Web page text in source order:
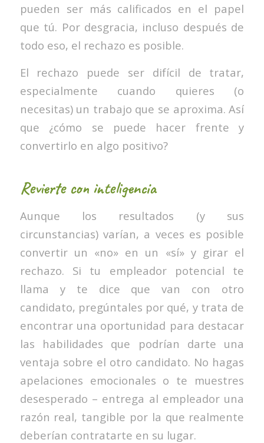
pueden ser más calificados en el papel
que tú. Por desgracia, incluso después de
todo eso, el rechazo es posible.
El rechazo puede ser difícil de tratar,
especialmente cuando quieres (o
necesitas) un trabajo que se aproxima. Así
que ¿cómo se puede hacer frente y
convertirlo en algo positivo?
Revierte con inteligencia
Aunque los resultados (y sus
circunstancias) varían, a veces es posible
convertir un «no» en un «sí» y girar el
rechazo. Si tu empleador potencial te
llama y te dice que van con otro
candidato, pregúntales por qué, y trata de
encontrar una oportunidad para destacar
las habilidades que podrían darte una
ventaja sobre el otro candidato. No hagas
apelaciones emocionales o te muestres
desesperado – entrega al empleador una
razón real, tangible por la que realmente
deberían contratarte en su lugar.